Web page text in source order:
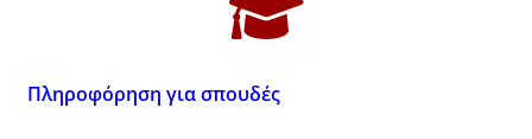
Πληροφόρηση για σπουδές